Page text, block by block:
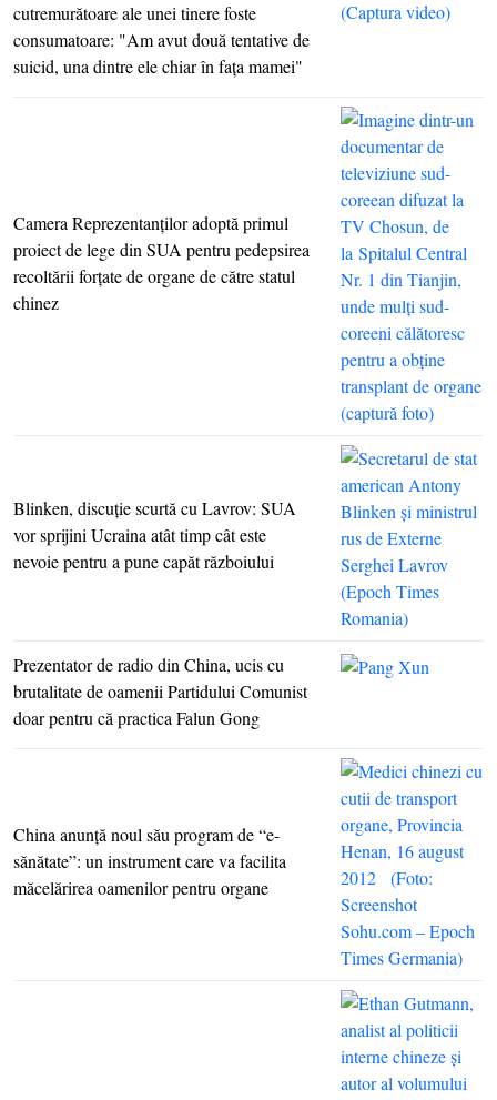
cutremurătoare ale unei tinere foste
consumatoare: "Am avut două tentative de
suicid, una dintre ele chiar în faţa mamei"
Camera Reprezentanţilor adoptă primul
proiect de lege din SUA pentru pedepsirea
recoltării forţate de organe de către statul
chinez
Blinken, discuţie scurtă cu Lavrov: SUA
vor sprijini Ucraina atât timp cât este
nevoie pentru a pune capăt războiului
Prezentator de radio din China, ucis cu
brutalitate de oamenii Partidului Comunist
doar pentru că practica Falun Gong
China anunţă noul său program de “e-
sănătate”: un instrument care va facilita
măcelărirea oamenilor pentru organe